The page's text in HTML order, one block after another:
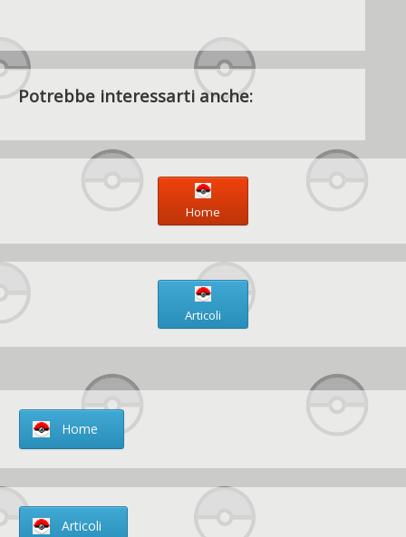
Potrebbe interessarti anche:
Home
Articoli
Home
Articoli